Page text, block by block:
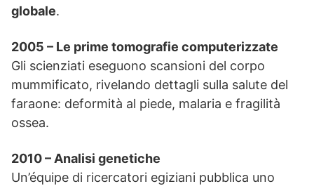
globale.
2005 – Le prime tomografie computerizzate
Gli scienziati eseguono scansioni del corpo
mummificato, rivelando dettagli sulla salute del
faraone: deformità al piede, malaria e fragilità
ossea.
2010 – Analisi genetiche
Un’équipe di ricercatori egiziani pubblica uno